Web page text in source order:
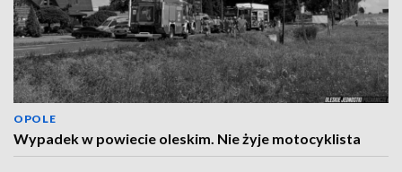
OPOLE
Wypadek w powiecie oleskim. Nie żyje motocyklista